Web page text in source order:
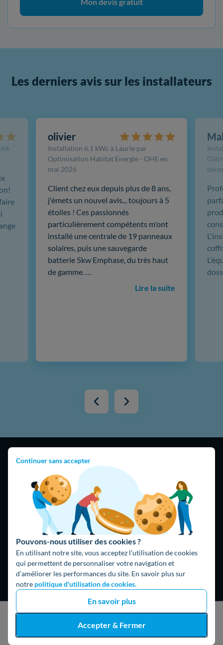
Continuer sans accepter
Pouvons-nous utiliser des cookies ?
En utilisant notre site, vous acceptez l’utilisation de cookies
qui permettent de personnaliser votre navigation et
d’améliorer les performances du site. En savoir plus sur
notre politique d'utilisation de cookies.
En savoir plus
Accepter & Fermer
J'obtiens un devis gratuit
Les derniers avis sur les installateurs
olivier
Installation 6,1 kWc à Laurie par
Optimisation Habitat Energie - OHE en
mai 2026
Client chez eux depuis plus de 8 ans,
j'émets un nouvel avis... toujours à 5
étoiles ! Ces passionnés
particulièrement compétents m'ont
installé une centrale de 19 panneaux
solaires, puis une sauvegarde
batterie 5kw Emphase, du très haut
de gamme. …
Lire la suite
4,9/5
16474 avisGoogle